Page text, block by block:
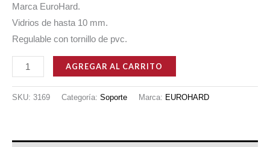
Marca EuroHard.
Vidrios de hasta 10 mm.
Regulable con tornillo de pvc.
SOPORTE
PARA
ESTANTE
CON
AGREGAR AL CARRITO
SKU: 3169 Categoría: Soporte Marca: EUROHARD